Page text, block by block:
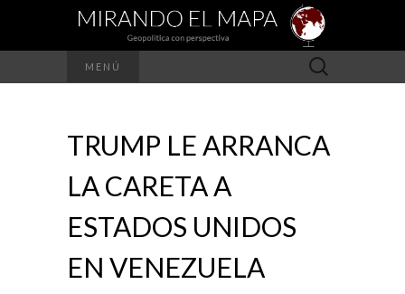
MENÚ Buscar:
TRUMP LE ARRANCA
LA CARETA A
ESTADOS UNIDOS
EN VENEZUELA